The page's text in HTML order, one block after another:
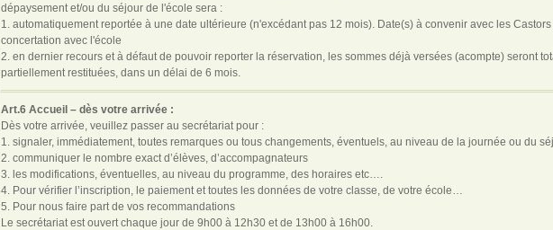
dépaysement et/ou du séjour de l'école sera :
1. automatiquement reportée à une date ultérieure (n'excédant pas 12 mois). Date(s) à convenir avec les Castors
concertation avec l'école
2. en dernier recours et à défaut de pouvoir reporter la réservation, les sommes déjà versées (acompte) seront
partiellement restituées, dans un délai de 6 mois.
Art.6 Accueil – dès votre arrivée :
Dès votre arrivée, veuillez passer au secrétariat pour :
1. signaler, immédiatement, toutes remarques ou tous changements, éventuels, au niveau de la journée ou du
2. communiquer le nombre exact d’élèves, d’accompagnateurs
3. les modifications, éventuelles, au niveau du programme, des horaires etc….
4. Pour vérifier l’inscription, le paiement et toutes les données de votre classe, de votre école…
5. Pour nous faire part de vos recommandations
Le secrétariat est ouvert chaque jour de 9h00 à 12h30 et de 13h00 à 16h00.